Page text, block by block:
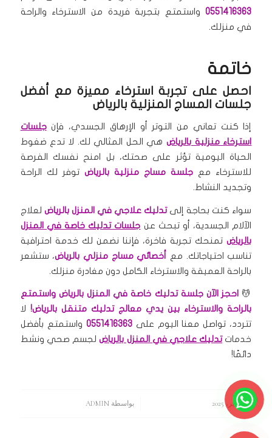
0551416363واستمتع بتجربة فريدة من الاسترخاء والراحة
في منزلك.
خاتمة
احصل على تجربة استرخاء مميزة مع أفضل
جلسات المساج المنزلية بالرياض
إذا كنت تعاني من التوتر أو الإرهاق الجسدي، فإنجلسات
استرخاء منزلية بالرياضهي الحل المثالي لك. لا تدع ضغوط
الحياة اليومية تؤثر على صحتك، بل امنح نفسك الفرصة
للاسترخاء مع جلسة مساج منزلية بالرياض توفر لك الراحة
وتجديد النشاط.
سواء كنت بحاجة إلىتدليك علاجي في المنزل بالرياض لعلاج
الآلام الجسدية، أو تبحث عن جلسات تدليك خاصة في المنزل
بالرياضتمنحك تجربة فاخرة، فإننا نضمن لك خدمة احترافية
تناسب احتياجاتك. مع
أخصائي مساج منزلي بالرياض، ستشعر
بالراحة العميقة والاسترخاء الكامل دون مغادرة منزلك.
💆 احجز الآن جلسة تدليك خاصة في المنزل بالرياض واستمتع
بالراحة والاسترخاء بين يدي معالج تدليك متنقل بالرياض! لا
تتردد، تواصل معنا اليوم على0551416363 واستمتع بأفضل
خدماتتدليك علاجي في المنزل بالرياضلجسم صحي ونشط
دائمًا!
5 فبراير، 2025 بواسطة ADMIN